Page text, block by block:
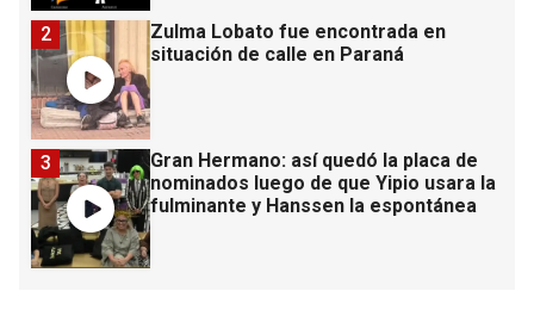
Zulma Lobato fue encontrada en
situación de calle en Paraná
2
Gran Hermano: así quedó la placa de
nominados luego de que Yipio usara la
fulminante y Hanssen la espontánea
3